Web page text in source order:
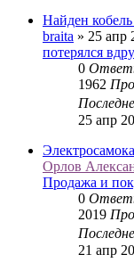
Найден
braita » 25 апр
потерялся
0
1962
25 апр
Орлов
Продажа и
0
2019
21 апр